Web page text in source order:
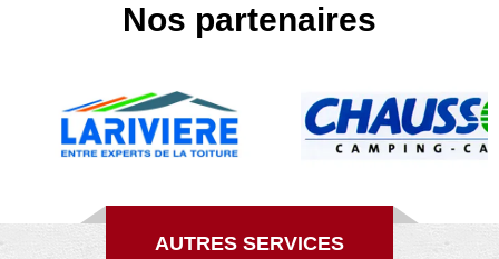
Nos partenaires
AUTRES SERVICES